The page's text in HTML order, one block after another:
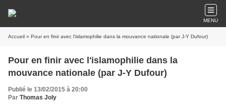
MENU
Accueil » Pour en finir avec l'islamophilie dans la mouvance nationale (par J-Y Dufour)
Pour en finir avec l'islamophilie dans la
mouvance nationale (par J-Y Dufour)
Publié le 13/02/2015 à 20:00
Par Thomas Joly